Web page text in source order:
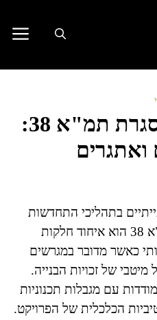
איחוד חלקות במסגרת תמ"א 38:
ואתגרים
בתהליכי התחדשות
עירונית ובפרט בפרויקטי תמ"א 38 הוא איחוד חלקות
כאשר מדובר במגרשים
של זכויות הבנייה.
עם מגבלות תכנוניות
הכלכלית של הפרויקט.